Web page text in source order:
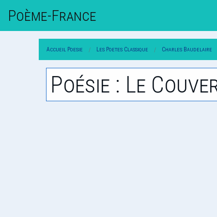
Poème-FrAnce
Accueil Poesie Les Poetes Classique Charles Baudelaire
Poésie : Le